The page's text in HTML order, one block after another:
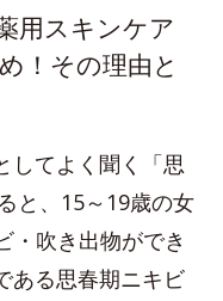
用スキンケア
！その理由と
してよく聞く「思
と、15～19歳の女
・吹き出物ができ
ある思春期ニキビ